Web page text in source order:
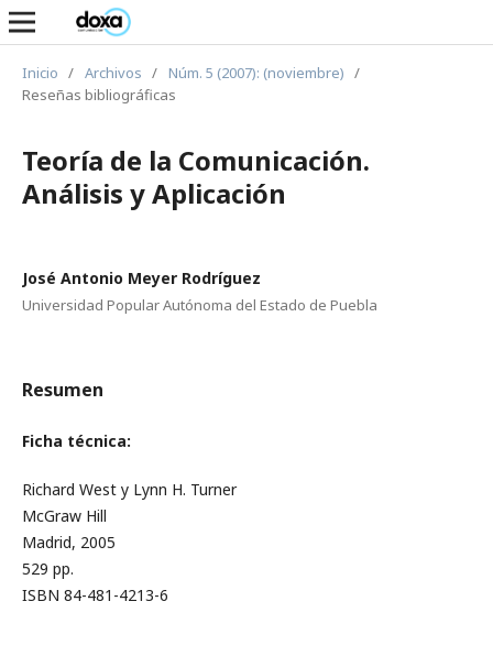
Inicio / Archivos / Núm. 5 (2007): (noviembre) /
Reseñas bibliográficas
Teoría de la Comunicación.
Análisis y Aplicación
José Antonio Meyer Rodríguez
Universidad Popular Autónoma del Estado de Puebla
Resumen
Ficha técnica:
Richard West y Lynn H. Turner
McGraw Hill
Madrid, 2005
529 pp.
ISBN 84-481-4213-6